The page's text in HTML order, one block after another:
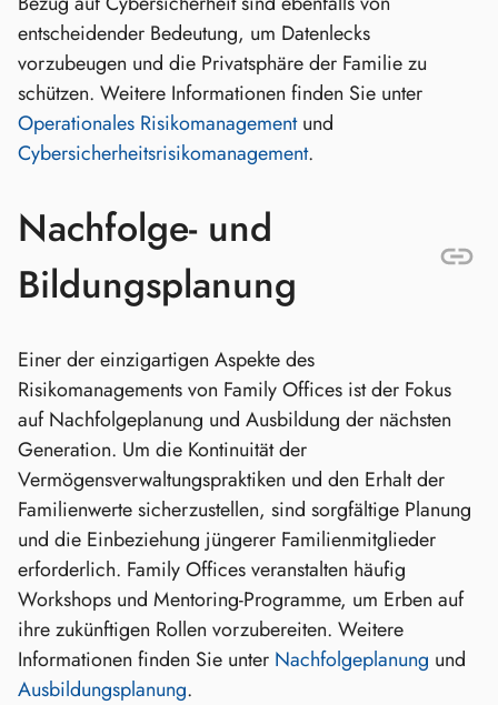
entscheidender Bedeutung, um Datenlecks
vorzubeugen und die Privatsphäre der Familie zu
schützen. Weitere Informationen finden Sie unter
Operationales Risikomanagementund
Cybersicherheitsrisikomanagement.
Nachfolge- und
Bildungsplanung
Einer der einzigartigen Aspekte des
Risikomanagements von Family Offices ist der Fokus
auf Nachfolgeplanung und Ausbildung der nächsten
Generation. Um die Kontinuität der
Vermögensverwaltungspraktiken und den Erhalt der
Familienwerte sicherzustellen, sind sorgfältige Planung
und die Einbeziehung jüngerer Familienmitglieder
erforderlich. Family Offices veranstalten häufig
Workshops und Mentoring-Programme, um Erben auf
ihre zukünftigen Rollen vorzubereiten. Weitere
Informationen finden Sie unter Nachfolgeplanung und
Ausbildungsplanung.